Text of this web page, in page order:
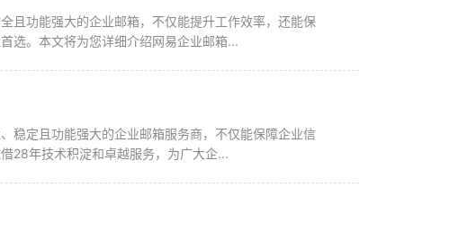
且功能强大的企业邮箱，不仅能提升工作效率，还能保
选。本文将为您详细介绍网易企业邮箱...
稳定且功能强大的企业邮箱服务商，不仅能保障企业信
28年技术积淀和卓越服务，为广大企...